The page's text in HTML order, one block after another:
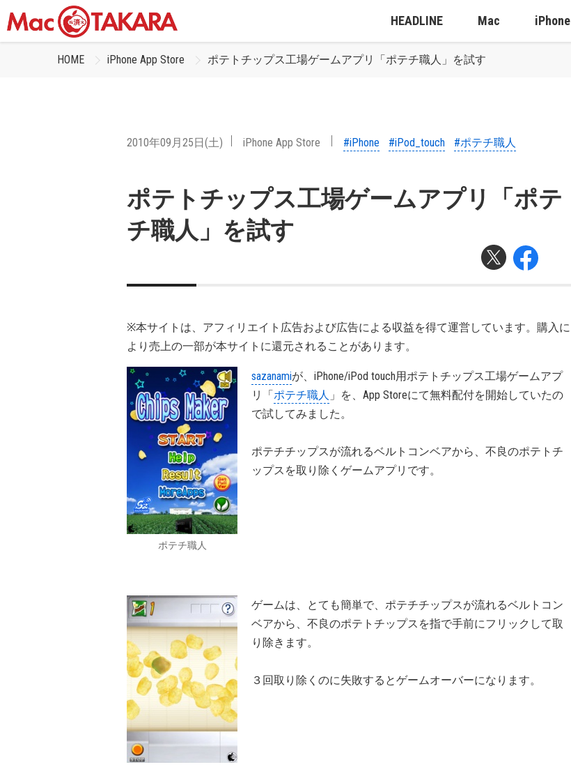
HEADLINE Mac iPhone
HOME iPhone App Store ポテトチップス工場ゲームアプリ「ポテチ職人」を試す
2010年09月25日(土) iPhone App Store #iPhone #iPod_touch #ポテチ職人
ポテトチップス工場ゲームアプリ「ポテ
チ職人」を試す
※本サイトは、アフィリエイト広告および広告による収益を得て運営しています。購入に
より売上の一部が本サイトに還元されることがあります。
ポテチ職人
sazanamiが、iPhone/iPod touch用ポテトチップス工場ゲームアプ
リ「ポテチ職人 」を、App Storeにて無料配付を開始していたの
で試してみました。
ポテチチップスが流れるベルトコンベアから、不良のポテトチ
ップスを取り除くゲームアプリです。
ゲームは、とても簡単で、ポテチチップスが流れるベルトコン
ベアから、不良のポテトチップスを指で手前にフリックして取
り除きます。
３回取り除くのに失敗するとゲームオーバーになります。